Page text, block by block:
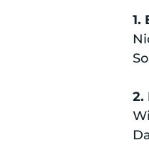
1.
2.